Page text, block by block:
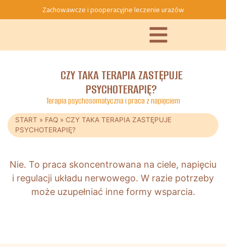
Zachowawcze i pooperacyjne leczenie urazów
CZY TAKA TERAPIA ZASTĘPUJE
PSYCHOTERAPIĘ?
Terapia psychosomatyczna i praca z napięciem
START » FAQ » CZY TAKA TERAPIA ZASTĘPUJE
PSYCHOTERAPIĘ?
Nie. To praca skoncentrowana na ciele, napięciu
i regulacji układu nerwowego. W razie potrzeby
może uzupełniać inne formy wsparcia.